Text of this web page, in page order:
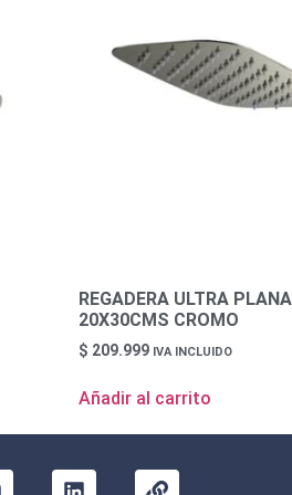
REGADERA ULTRA
20X30CMS CROMO
$ 209.999 IVA INCLUIDO
Añadir al carrito